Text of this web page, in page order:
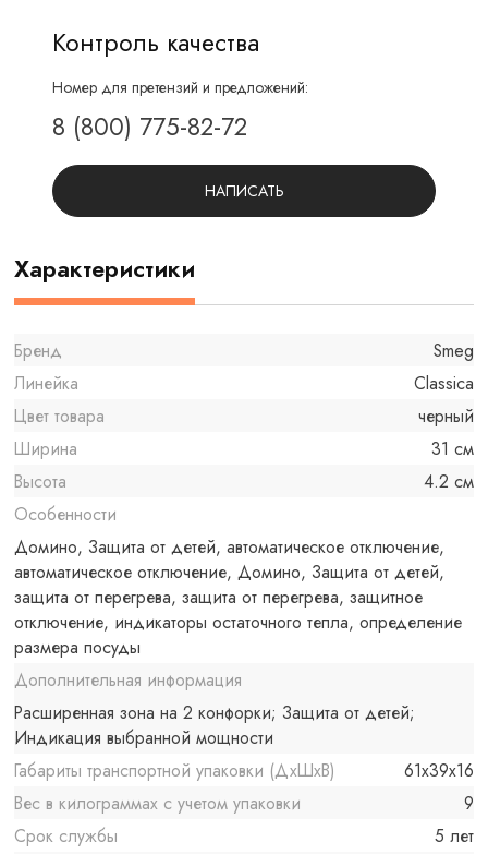
Контроль качества
Номер для претензий и предложений:
8 (800) 775-82-72
НАПИСАТЬ
Характеристики
Бренд
Smeg
Линейка
Classica
Цвет товара
черный
Ширина
31 см
Высота
4.2 см
Особенности
Домино, Защита от детей, автоматическое отключение,
автоматическое отключение, Домино, Защита от детей,
защита от перегрева, защита от перегрева, защитное
отключение, индикаторы остаточного тепла, определение
размера посуды
Дополнительная информация
Расширенная зона на 2 конфорки; Защита от детей;
Индикация выбранной мощности
Габариты транспортной упаковки (ДхШхВ)
61x39x16
Вес в килограммах с учетом упаковки
9
Срок службы
5 лет